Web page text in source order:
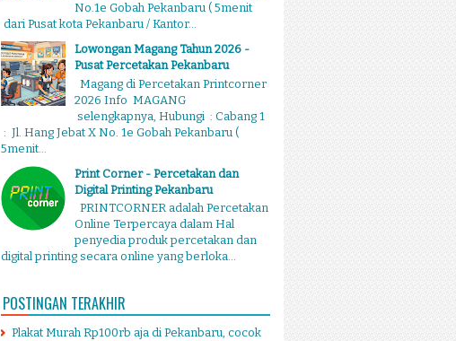
No.1e Gobah Pekanbaru ( 5menit
dari Pusat kota Pekanbaru / Kantor...
Lowongan Magang Tahun 2026 -
Pusat Percetakan Pekanbaru
Magang di Percetakan Printcorner
2026 Info MAGANG
selengkapnya, Hubungi : Cabang 1
: Jl. Hang Jebat X No. 1e Gobah Pekanbaru (
5menit...
Print Corner - Percetakan dan
Digital Printing Pekanbaru
PRINTCORNER adalah Percetakan
Online Terpercaya dalam Hal
penyedia produk percetakan dan
digital printing secara online yang berloka...
POSTINGAN TERAKHIR
Plakat Murah Rp100rb aja di Pekanbaru, cocok